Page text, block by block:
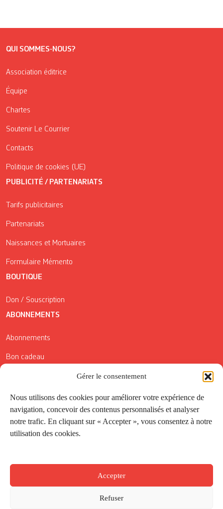
Gérer le consentement
Nous utilisons des cookies pour améliorer votre expérience de
navigation, concevoir des contenus personnalisés et analyser
notre trafic. En cliquant sur « Accepter », vous consentez à notre
utilisation des cookies.
Accepter
Refuser
QUI SOMMES-NOUS?
Association éditrice
Équipe
Chartes
Soutenir Le Courrier
Contacts
Politique de cookies (UE)
PUBLICITÉ / PARTENARIATS
Tarifs publicitaires
Partenariats
Naissances et Mortuaires
Formulaire Mémento
BOUTIQUE
Don / Souscription
ABONNEMENTS
Abonnements
Bon cadeau
Conditions générales de vente
Réductions de la Carte Côté Courrier
Application